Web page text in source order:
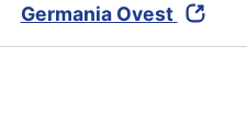
Germania Ovest